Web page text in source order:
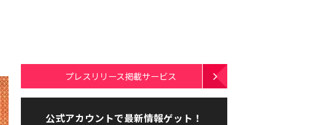
プレスリリース掲載サービス
公式アカウントで最新情報ゲット！